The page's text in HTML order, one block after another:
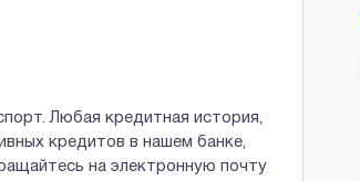
Любая кредитная история,
кредитов в нашем банке,
на электронную почту